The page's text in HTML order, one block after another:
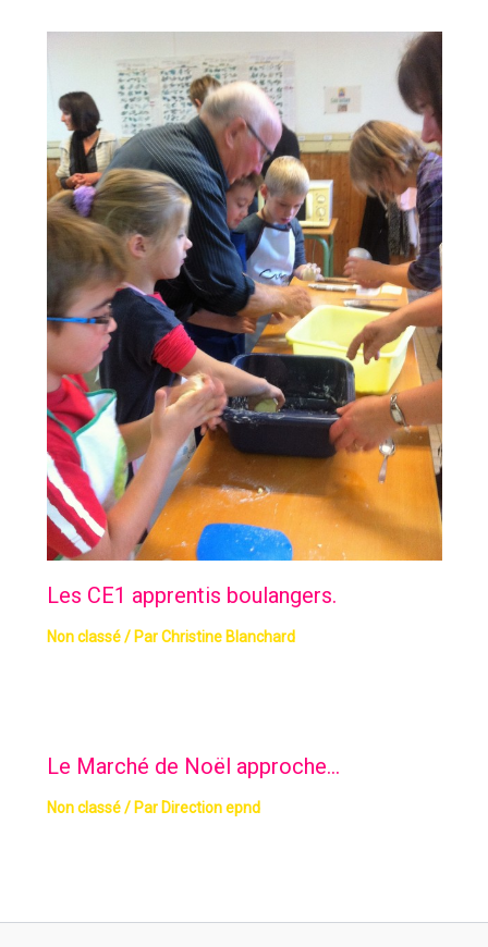
Les CE1 apprentis boulangers.
Non classé/ ParChristine Blanchard
Le Marché de Noël approche…
Non classé/ Par Direction epnd